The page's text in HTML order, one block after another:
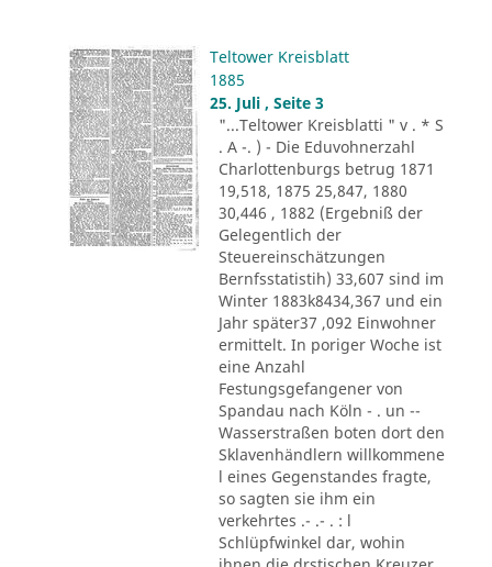
Teltower Kreisblatt
1885
25. Juli , Seite 3
"...Teltower Kreisblatti " v . * S
. A -. ) - Die Eduvohnerzahl
Charlottenburgs betrug 1871
19,518, 1875 25,847, 1880
30,446 , 1882 (Ergebniß der
Gelegentlich der
Steuereinschätzungen
Bernfsstatistih) 33,607 sind im
Winter 1883k8434,367 und ein
Jahr später37 ,092 Einwohner
ermittelt. In poriger Woche ist
eine Anzahl
Festungsgefangener von
Spandau nach Köln - . un --
Wasserstraßen boten dort den
Sklavenhändlern willkommene
l eines Gegenstandes fragte,
so sagten sie ihm ein
verkehrtes .- .- . : l
Schlüpfwinkel dar, wohin